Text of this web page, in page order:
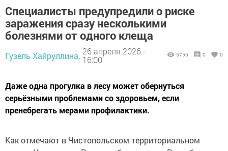
Специалисты предупредили о риске
заражения сразу несколькими
болезнями от одного клеща
Гузель Хайруллина, 26 апреля 2026 -
16:00
5755 0 0
Даже одна прогулка в лесу может обернуться
серьёзными проблемами со здоровьем, если
пренебрегать мерами профилактики.
Как отмечают в Чистопольском территориальном